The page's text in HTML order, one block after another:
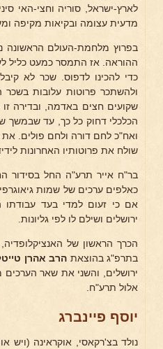
לארץ-ישראל, סוריה וחצי-האי
מדעית עצומה ובקיאות מקיפה
בפרוץ מלחמת-העולם הראשונה
ההוראה. אז התמסר כמעט כליל
כדי להכינו לדפוס. שכר לא
ולהשתכר פרוטות עלובות
שקועים חצים באדמה, ובדירה
הכלכלי דחוק כל כך, עד שבמשך
ואח"כ לחם דורה ולחם פולים.
שולח את פרוטותיו האחרונות
בר"ח אייר תרע"ה החל בסידור
כאלפים ערכים של שמות
אם כי זעום למדי בעד עבודתו
ירושלים ושילם לו לפי גליונות.
הכרך הראשון של
בתרפ"ג בהוצאת הרב אהרן
ירושלים, והשני את שאר
אלול תרע"ח.
יוסף פיינברג
נולד בצ'רקאסי, אוקראינה (ויש